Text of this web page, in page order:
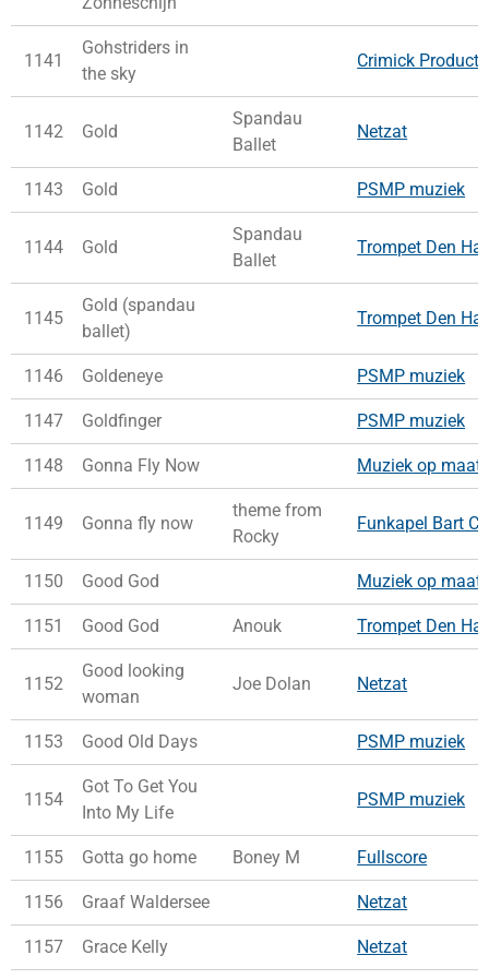
1141
Gohstriders in
the sky
Crimick
1142 Gold
Spandau
Ballet
Netzat
1143 Gold PSMP muziek
1144 Gold
Spandau
Ballet
Trompet Den
1145
Gold (spandau
ballet)
Trompet Den
1146 Goldeneye PSMP muziek
1147 Goldfinger PSMP muziek
1148 Gonna Fly Now Muziek op maat
1149 Gonna fly now
theme from
Rocky
Funkapel Bart
1150 Good God Muziek op maat
1151 Good God Anouk Trompet Den
1152
Good looking
woman
Joe Dolan Netzat
1153 Good Old Days PSMP muziek
1154
Got To Get You
Into My Life
PSMP muziek
1155 Gotta go home Boney M Fullscore
1156 Graaf Waldersee Netzat
1157 Grace Kelly Netzat